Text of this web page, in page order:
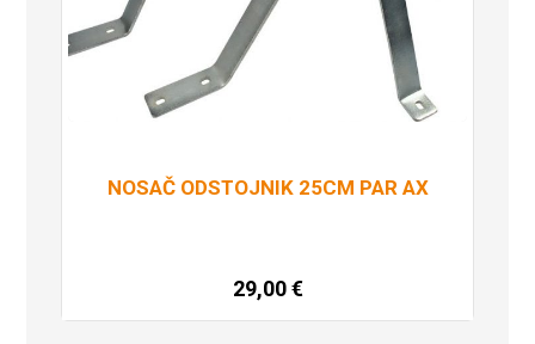
NOSAČ ODSTOJNIK 25CM PAR AX
29,00€
Dodaj u košaricu